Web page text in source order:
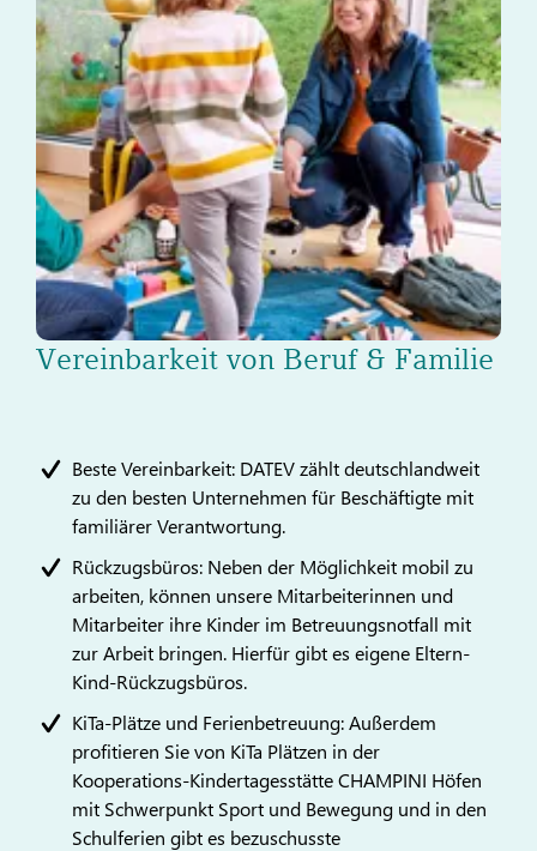
Vereinbarkeit von Beruf & Familie
Beste Vereinbarkeit: DATEV zählt deutschlandweit
zu den besten Unternehmen für Beschäftigte mit
familiärer Verantwortung.
Rückzugsbüros: Neben der Möglichkeit mobil zu
arbeiten, können unsere Mitarbeiterinnen und
Mitarbeiter ihre Kinder im Betreuungsnotfall mit
zur Arbeit bringen. Hierfür gibt es eigene Eltern-
Kind-Rückzugsbüros.
KiTa-Plätze und Ferienbetreuung: Außerdem
profitieren Sie von KiTa Plätzen in der
Kooperations-Kindertagesstätte CHAMPINI Höfen
mit Schwerpunkt Sport und Bewegung und in den
Schulferien gibt es bezuschusste